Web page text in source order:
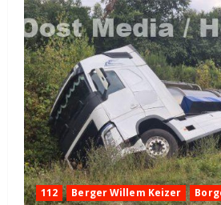
112 Berger Willem Keizer